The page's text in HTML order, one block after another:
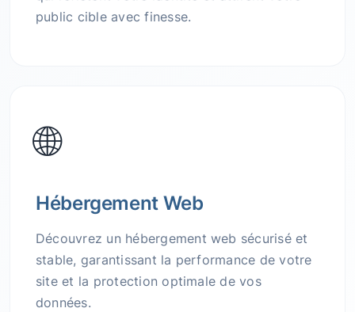
public cible avec finesse.
🌐
Hébergement Web
Découvrez un hébergement web sécurisé et
stable, garantissant la performance de votre
site et la protection optimale de vos
données.